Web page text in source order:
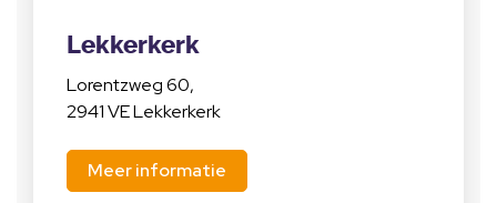
Lekkerkerk
Lorentzweg 60,
2941 VE Lekkerkerk
Meer informatie